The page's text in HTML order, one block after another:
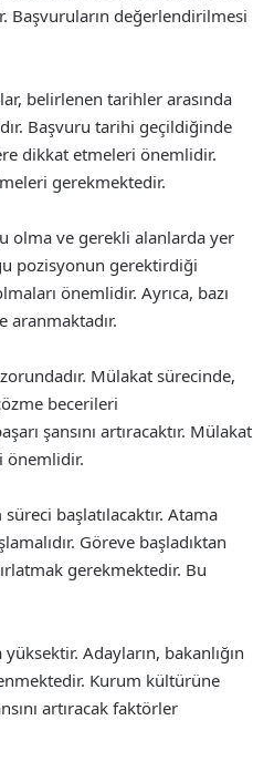
Başvuruların değerlendirilmesi
belirlenen tarihler arasında
Başvuru tarihi geçildiğinde
dikkat etmeleri önemlidir.
gerekmektedir.
olma ve gerekli alanlarda yer
pozisyonun gerektirdiği
önemlidir. Ayrıca, bazı
Mülakat sürecinde,
becerileri
şansını artıracaktır. Mülakat
önemlidir.
başlatılacaktır. Atama
Göreve başladıktan
gerekmektedir. Bu
Adayların, bakanlığın
Kurum kültürüne
artıracak faktörler